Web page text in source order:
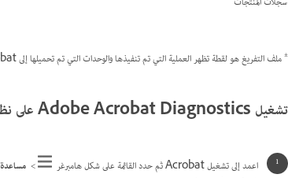
±ملف التفريغ هو لقطة تظهر العملية التي تم تنفيذها والوحدات التي تم تحميلها إلى Acrobat في ذلك الوقت.
تشغيل Adobe Acrobat Diagnostics على نظام التشغيل Windows
اعمد إلى تشغيل Acrobat ثم حدد القائمة على شكل هامبرغر > مساعدة